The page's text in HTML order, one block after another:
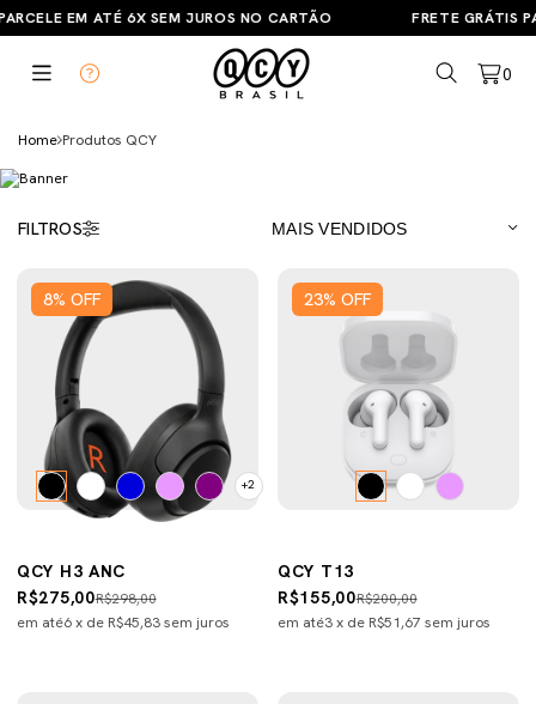
EM ATÉ 6X SEM JUROS NO CARTÃO FRETE GRÁTIS
0
Home Produtos QCY
FILTROS
8% OFF
+2
QCY H3 ANC
R$298,00
R$275,00
em até6x de R$45,83sem juros
23% OFF
QCY T13
R$200,00
R$155,00
em até3x de R$51,67 sem juros